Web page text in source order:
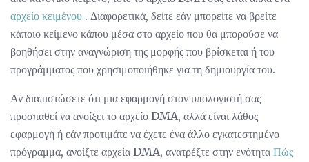
αρχείο κειμένου . Διαφορετικά, δείτε εάν μπορείτε να βρείτε
κάποιο κείμενο κάπου μέσα στο αρχείο που θα μπορούσε να
βοηθήσει στην αναγνώριση της μορφής που βρίσκεται ή του
προγράμματος που χρησιμοποιήθηκε για τη δημιουργία του.
Αν διαπιστώσετε ότι μια εφαρμογή στον υπολογιστή σας
προσπαθεί να ανοίξει το αρχείο DMA, αλλά είναι λάθος
εφαρμογή ή εάν προτιμάτε να έχετε ένα άλλο εγκατεστημένο
πρόγραμμα, ανοίξτε αρχεία DMA, ανατρέξτε στην ενότητα Πώς